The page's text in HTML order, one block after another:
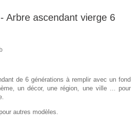
Arbre ascendant vierge 6
de 6 générations à remplir avec un fond
un décor, une région, une ville ... pour
autres modèles.